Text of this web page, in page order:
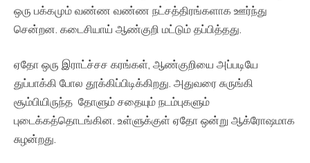
ஒரு பக்கமும் வண்ண வண்ண நட்சத்திரங்களாக ஊர்ந்து
சென்றன. கடைசியாய் ஆண்குறி மட்டும் தப்பித்தது.
ஏதோ ஒரு இராட்ச்சச கரங்கள், ஆண்குறியை அப்படியே
துப்பாக்கி போல தூக்கிப்பிடிக்கிறது. அதுவரை சுருங்கி
சூம்பியிருந்த தோளும் சதையும் நடம்புகளும்
புடைக்கத்தொடங்கின. உள்ளுக்குள் ஏதோ ஒன்று ஆக்ரோஷமாக
சுழன்றது.